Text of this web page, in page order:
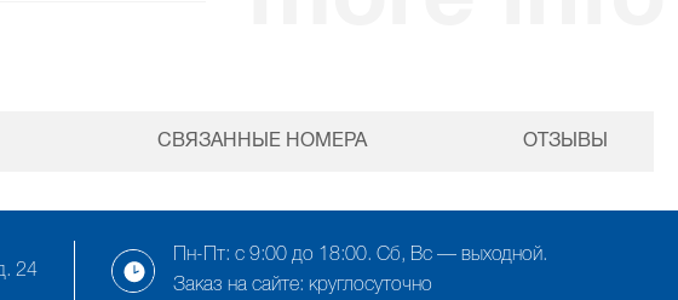
СВЯЗАННЫЕ НОМЕРА ОТЗЫВЫ
24
Пн-Пт: с 9:00 до 18:00. Сб, Вс — выходной.
Заказ на сайте: круглосуточно